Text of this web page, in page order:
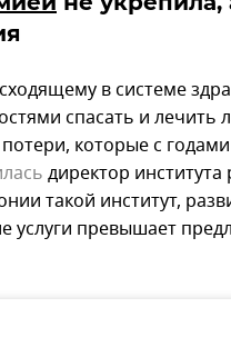
в системе
спасать и лечить
которые с
директор
такой институт,
услуги превышает